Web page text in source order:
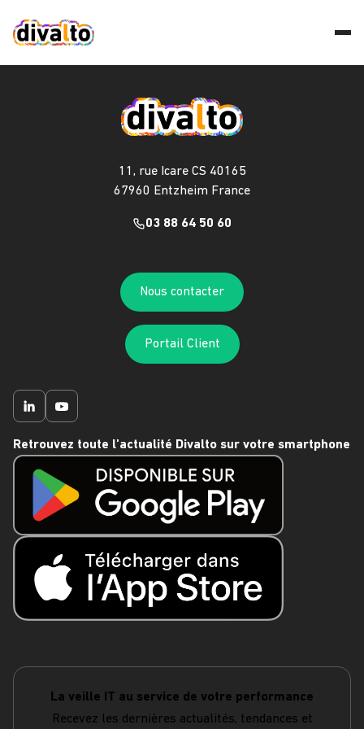
11, rue Icare CS 40165
67960 Entzheim France
03 88 64 50 60
Nous contacter
Portail Client
Retrouvez toute l'actualité Divalto sur votre smartphone
La veille IT au service de votre performance
Recevez les dernières actualités, tendances et